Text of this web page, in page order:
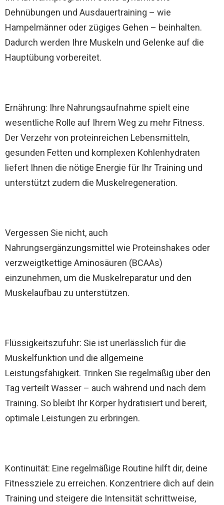
Dehnübungen und Ausdauertraining – wie
Hampelmänner oder zügiges Gehen – beinhalten.
Dadurch werden Ihre Muskeln und Gelenke auf die
Hauptübung vorbereitet.
Ernährung: Ihre Nahrungsaufnahme spielt eine
wesentliche Rolle auf Ihrem Weg zu mehr Fitness.
Der Verzehr von proteinreichen Lebensmitteln,
gesunden Fetten und komplexen Kohlenhydraten
liefert Ihnen die nötige Energie für Ihr Training und
unterstützt zudem die Muskelregeneration.
Vergessen Sie nicht, auch
Nahrungsergänzungsmittel wie Proteinshakes oder
verzweigtkettige Aminosäuren (BCAAs)
einzunehmen, um die Muskelreparatur und den
Muskelaufbau zu unterstützen.
Flüssigkeitszufuhr: Sie ist unerlässlich für die
Muskelfunktion und die allgemeine
Leistungsfähigkeit. Trinken Sie regelmäßig über den
Tag verteilt Wasser – auch während und nach dem
Training. So bleibt Ihr Körper hydratisiert und bereit,
optimale Leistungen zu erbringen.
Kontinuität: Eine regelmäßige Routine hilft dir, deine
Fitnessziele zu erreichen. Konzentriere dich auf dein
Training und steigere die Intensität schrittweise,